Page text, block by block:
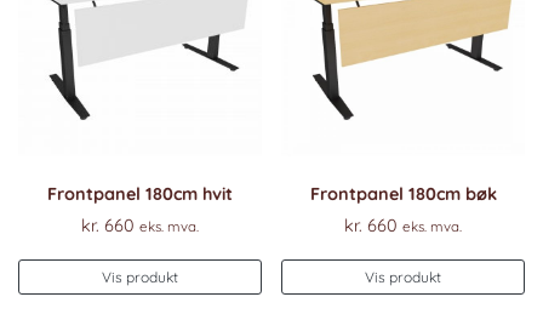
Frontpanel 180cm hvit
kr. 660 eks. mva.
Vis produkt
Frontpanel 180cm bøk
kr. 660 eks. mva.
Vis produkt